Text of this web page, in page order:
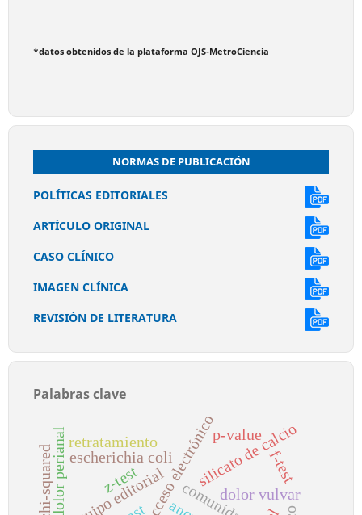
*datos obtenidos de la plataforma OJS-MetroCiencia
NORMAS DE PUBLICACIÓN
POLÍTICAS EDITORIALES
ARTÍCULO ORIGINAL
CASO CLÍNICO
IMAGEN CLÍNICA
REVISIÓN DE LITERATURA
Palabras clave
equipo editorialacceso electrónico
comunidad
escherichia coli
dolor vulvar
dolor perianalretratamiento silicato de calcio
p-value
z-test
chi-squared f-test